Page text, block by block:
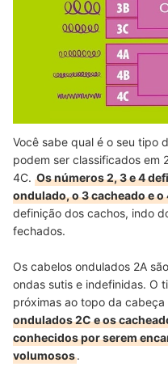
Você sabe qual é o seu tipo
podem ser classificados em
4C. Os números 2, 3 e 4
ondulado, o 3 cacheado e o
definição dos cachos, indo
fechados.
Os cabelos ondulados 2A
ondas sutis e indefinidas. O
próximas ao topo da
ondulados 2C e os
conhecidos por serem
volumosos.